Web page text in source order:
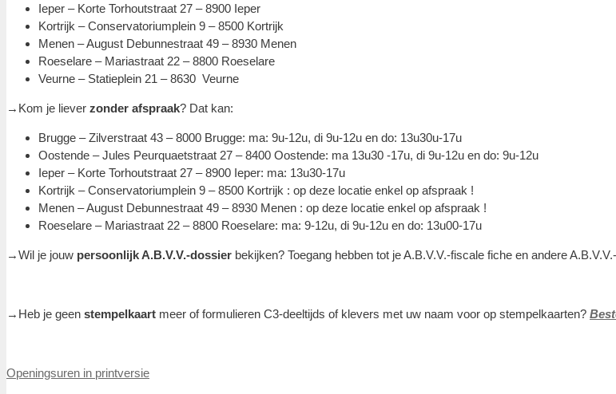
Ieper – Korte Torhoutstraat 27 – 8900 Ieper
Kortrijk – Conservatoriumplein 9 – 8500 Kortrijk
Menen – August Debunnestraat 49 – 8930 Menen
Roeselare – Mariastraat 22 – 8800 Roeselare
Veurne – Statieplein 21 – 8630 Veurne
→Kom je liever zonder afspraak? Dat kan:
Brugge – Zilverstraat 43 – 8000 Brugge: ma: 9u-12u, di 9u-12u en do: 13u30u-17u
Oostende – Jules Peurquaetstraat 27 – 8400 Oostende: ma 13u30 -17u, di 9u-12u en do: 9u-12u
Ieper – Korte Torhoutstraat 27 – 8900 Ieper: ma: 13u30-17u
Kortrijk – Conservatoriumplein 9 – 8500 Kortrijk : op deze locatie enkel op afspraak !
Menen – August Debunnestraat 49 – 8930 Menen : op deze locatie enkel op afspraak !
Roeselare – Mariastraat 22 – 8800 Roeselare: ma: 9-12u, di 9u-12u en do: 13u00-17u
→Wil je jouw persoonlijk A.B.V.V.-dossier bekijken? Toegang hebben tot je A.B.V.V.-fiscale fiche en andere
→Heb je geen stempelkaart meer of formulieren C3-deeltijds of klevers met uw naam voor op stempelkaarten?
Openingsuren in printversie